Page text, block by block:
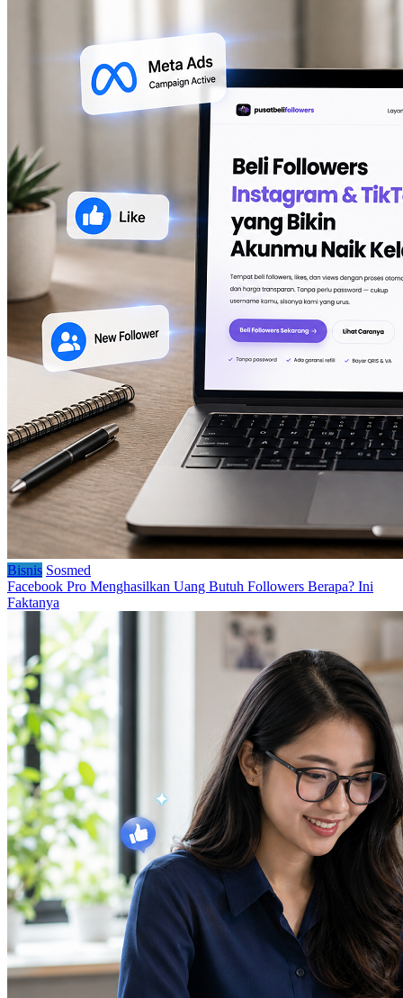
Bisnis Sosmed
Facebook Pro Menghasilkan Uang Butuh Followers Berapa? Ini
Faktanya